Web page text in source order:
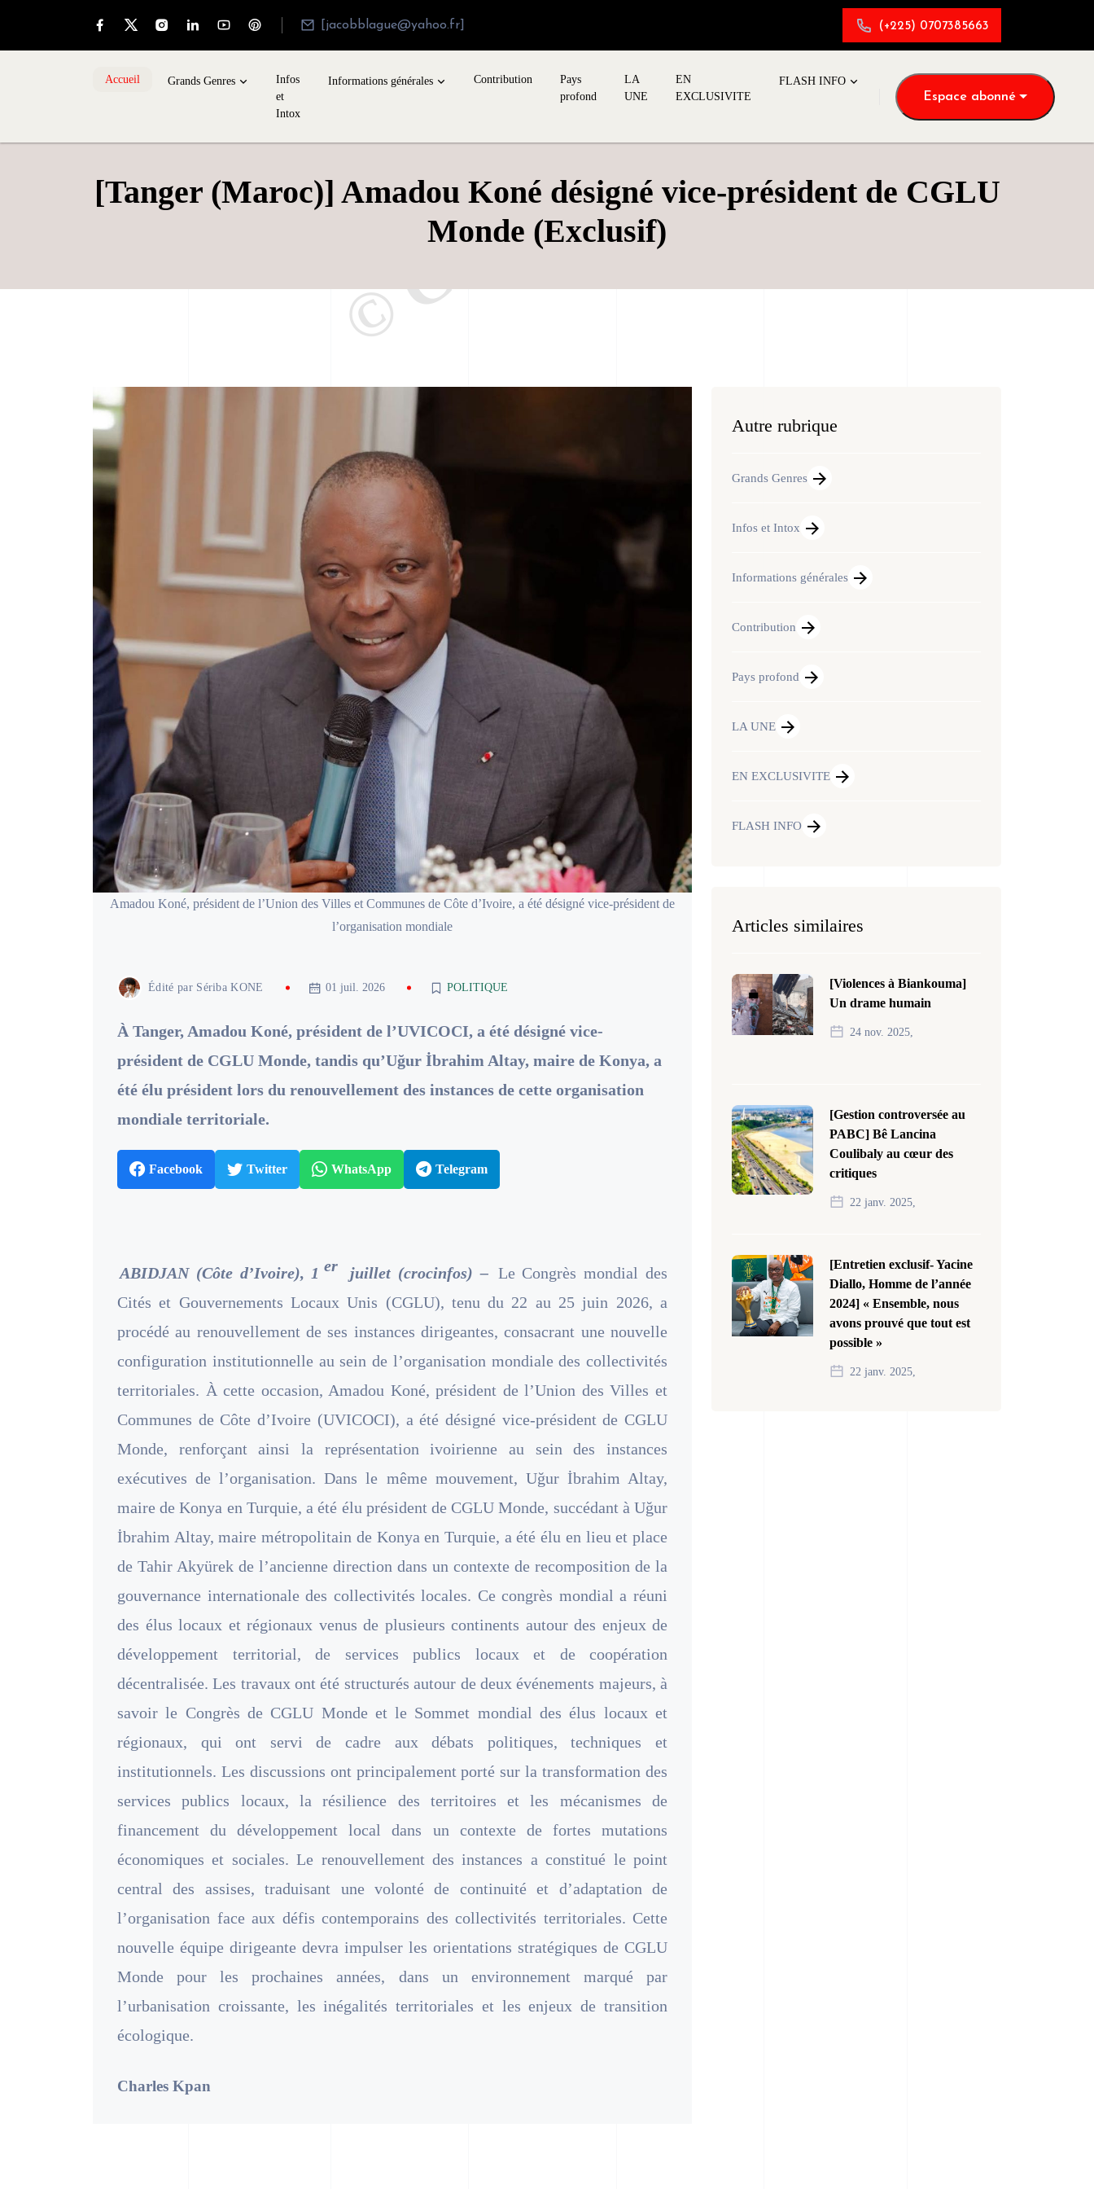
[jacobblague@yahoo.fr] (+225) 0707385663
Accueil Grands Genres
Infos
et
Intox
Informations générales Contribution
Pays
profond
LA
UNE
EN
EXCLUSIVITE
FLASH INFO
Espace abonné
[Tanger (Maroc)] Amadou Koné désigné vice-président de CGLU
Monde (Exclusif)
Amadou Koné, président de l’Union des Villes et Communes de Côte d’Ivoire, a été désigné vice-président de
l’organisation mondiale
Édité par Sériba KONE 01 juil. 2026 POLITIQUE
À Tanger, Amadou Koné, président de l’UVICOCI, a été désigné vice-
président de CGLU Monde, tandis qu’Uğur İbrahim Altay, maire de Konya, a
été élu président lors du renouvellement des instances de cette organisation
mondiale territoriale.
Facebook Twitter WhatsApp Telegram
ABIDJAN (Côte d’Ivoire), 1 er juillet (crocinfos) – Le Congrès mondial des
Cités et Gouvernements Locaux Unis (CGLU), tenu du 22 au 25 juin 2026, a
procédé au renouvellement de ses instances dirigeantes, consacrant une nouvelle
configuration institutionnelle au sein de l’organisation mondiale des collectivités
territoriales. À cette occasion, Amadou Koné, président de l’Union des Villes et
Communes de Côte d’Ivoire (UVICOCI), a été désigné vice-président de CGLU
Monde, renforçant ainsi la représentation ivoirienne au sein des instances
exécutives de l’organisation. Dans le même mouvement, Uğur İbrahim Altay,
maire de Konya en Turquie, a été élu président de CGLU Monde, succédant à Uğur
İbrahim Altay, maire métropolitain de Konya en Turquie, a été élu en lieu et place
de Tahir Akyürek de l’ancienne direction dans un contexte de recomposition de la
gouvernance internationale des collectivités locales. Ce congrès mondial a réuni
des élus locaux et régionaux venus de plusieurs continents autour des enjeux de
développement territorial, de services publics locaux et de coopération
décentralisée. Les travaux ont été structurés autour de deux événements majeurs, à
savoir le Congrès de CGLU Monde et le Sommet mondial des élus locaux et
régionaux, qui ont servi de cadre aux débats politiques, techniques et
institutionnels. Les discussions ont principalement porté sur la transformation des
services publics locaux, la résilience des territoires et les mécanismes de
financement du développement local dans un contexte de fortes mutations
économiques et sociales. Le renouvellement des instances a constitué le point
central des assises, traduisant une volonté de continuité et d’adaptation de
l’organisation face aux défis contemporains des collectivités territoriales. Cette
nouvelle équipe dirigeante devra impulser les orientations stratégiques de CGLU
Monde pour les prochaines années, dans un environnement marqué par
l’urbanisation croissante, les inégalités territoriales et les enjeux de transition
écologique.
Charles Kpan
Autre rubrique
Grands Genres
Infos et Intox
Informations générales
Contribution
Pays profond
LA UNE
EN EXCLUSIVITE
FLASH INFO
Articles similaires
[Violences à Biankouma]
Un drame humain
24 nov. 2025,
[Gestion controversée au
PABC] Bê Lancina
Coulibaly au cœur des
critiques
22 janv. 2025,
[Entretien exclusif- Yacine
Diallo, Homme de l’année
2024] « Ensemble, nous
avons prouvé que tout est
possible »
22 janv. 2025,